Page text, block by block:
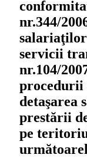
nr.344/
servicii
nr.104/
procedurii
detaşarea
prestării
pe